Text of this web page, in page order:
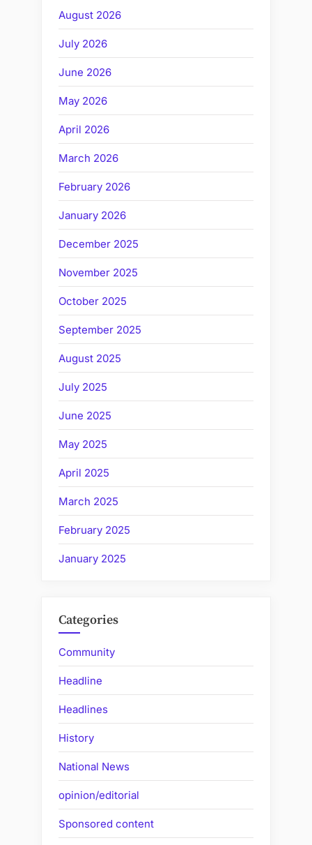
August 2026
July 2026
June 2026
May 2026
April 2026
March 2026
February 2026
January 2026
December 2025
November 2025
October 2025
September 2025
August 2025
July 2025
June 2025
May 2025
April 2025
March 2025
February 2025
January 2025
Categories
Community
Headline
Headlines
History
National News
opinion/editorial
Sponsored content